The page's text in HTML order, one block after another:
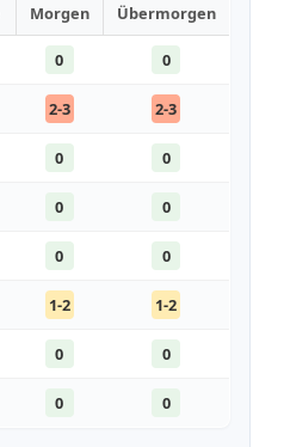
Morgen Übermorgen
0 0
2-3 2-3
0 0
0 0
0 0
1-2 1-2
0 0
0 0